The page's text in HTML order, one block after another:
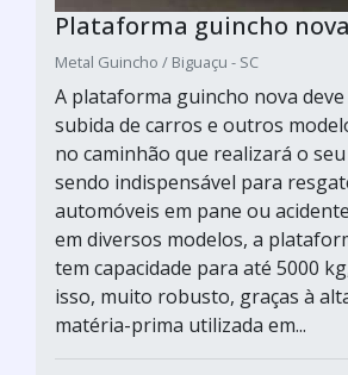
Plataforma guincho nova
Metal Guincho / Biguaçu - SC
A plataforma guincho nova
subida de carros e outros
no caminhão que realizará o
sendo indispensável para
automóveis em pane ou
em diversos modelos, a
tem capacidade para até 5000
isso, muito robusto, graças à
matéria-prima utilizada em...